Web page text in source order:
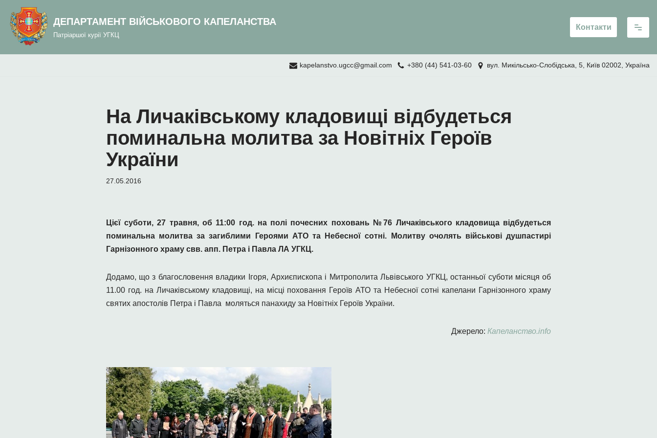
вмісту
Перейти
вмісту
ДЕПАРТАМЕНТ ВІЙСЬКОВОГО КАПЕЛАНСТВА
Патріаршої курії УГКЦ
Контакти
kapelanstvo.ugcc@gmail.com +380 (44) 541-03-60 вул. Микільсько-Слобідська, 5, Київ 02002, Україна
На Личаківському кладовищі відбудеться
поминальна молитва за Новітніх Героїв
України
27.05.2016
Цієї суботи, 27 травня, об 11:00 год. на полі почесних поховань №76 Личаківського кладовища відбудеться
поминальна молитва за загиблими Героями АТО та Небесної сотні. Молитву очолять військові душпастирі
Гарнізонного храму свв. апп. Петра і Павла ЛА УГКЦ.
Додамо, що з благословення владики Ігоря, Архиєпископа і Митрополита Львівського УГКЦ, останньої суботи місяця об
11.00 год. на Личаківському кладовищі, на місці поховання Героїв АТО та Небесної сотні капелани Гарнізонного храму
святих апостолів Петра і Павла моляться панахиду за Новітніх Героїв України.
Джерело: Капеланство.info